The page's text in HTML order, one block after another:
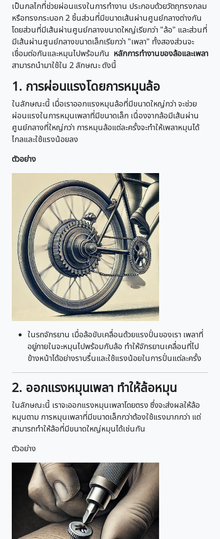
เป็นกลไกที่ช่วยผ่อนแรงในการทำงาน ประกอบด้วยวัตถุทรงกลม
หรือทรงกระบอก 2 ชิ้นส่วนที่มีขนาดเส้นผ่านศูนย์กลางต่างกัน
โดยส่วนที่มีเส้นผ่านศูนย์กลางขนาดใหญ่เรียกว่า "ล้อ" และส่วนที่
มีเส้นผ่านศูนย์กลางขนาดเล็กเรียกว่า "เพลา" ทั้งสองส่วนจะ
เชื่อมต่อกันและหมุนไปพร้อมกัน หลักการทำงานของล้อและเพลา
สามารถนำมาใช้ใน 2 ลักษณะ ดังนี้
1. การผ่อนแรงโดยการหมุนล้อ
ในลักษณะนี้ เมื่อเราออกแรงหมุนล้อที่มีขนาดใหญ่กว่า จะช่วย
ผ่อนแรงในการหมุนเพลาที่มีขนาดเล็ก เนื่องจากล้อมีเส้นผ่าน
ศูนย์กลางที่ใหญ่กว่า การหมุนล้อแต่ละครั้งจะทำให้เพลาหมุนได้
ไกลและใช้แรงน้อยลง
ตัวอย่าง
ในรถจักรยาน เมื่อล้อขับเคลื่อนด้วยแรงปั่นของเรา เพลาที่
อยู่ภายในจะหมุนไปพร้อมกับล้อ ทำให้จักรยานเคลื่อนที่ไป
ข้างหน้าได้อย่างราบรื่นและใช้แรงน้อยในการปั่นแต่ละครั้ง
2. ออกแรงหมุนเพลา ทำให้ล้อหมุน
ในลักษณะนี้ เราจะออกแรงหมุนเพลาโดยตรง ซึ่งจะส่งผลให้ล้อ
หมุนตาม การหมุนเพลาที่มีขนาดเล็กกว่าต้องใช้แรงมากกว่า แต่
สามารถทำให้ล้อที่มีขนาดใหญ่หมุนได้เช่นกัน
ตัวอย่าง